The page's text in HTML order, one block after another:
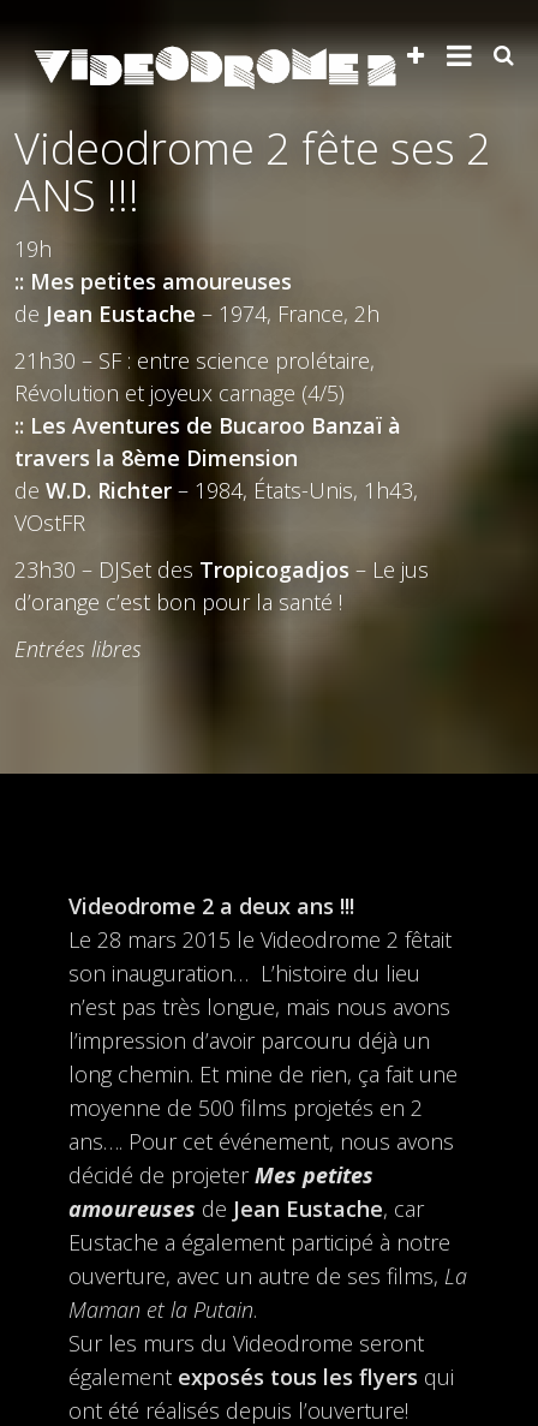
Videodrome 2 fête ses 2
ANS !!!
19h
:: Mes petites amoureuses
de Jean Eustache – 1974, France, 2h
21h30 – SF : entre science prolétaire,
Révolution et joyeux carnage (4/5)
:: Les Aventures de Bucaroo Banzaï à
travers la 8ème Dimension
de W.D. Richter – 1984, États-Unis, 1h43,
VOstFR
23h30 – DJSet des Tropicogadjos – Le jus
d’orange c’est bon pour la santé !
Entrées libres
Videodrome 2 a deux ans !!!
Le 28 mars 2015 le Videodrome 2 fêtait
son inauguration… L’histoire du lieu
n’est pas très longue, mais nous avons
l’impression d’avoir parcouru déjà un
long chemin. Et mine de rien, ça fait une
moyenne de 500 films projetés en 2
ans…. Pour cet événement, nous avons
décidé de projeterMes petites
amoureuses de Jean Eustache, car
Eustache a également participé à notre
ouverture, avec un autre de ses films, La
Maman et la Putain.
Sur les murs du Videodrome seront
également exposés tous les flyers qui
ont été réalisés depuis l’ouverture!